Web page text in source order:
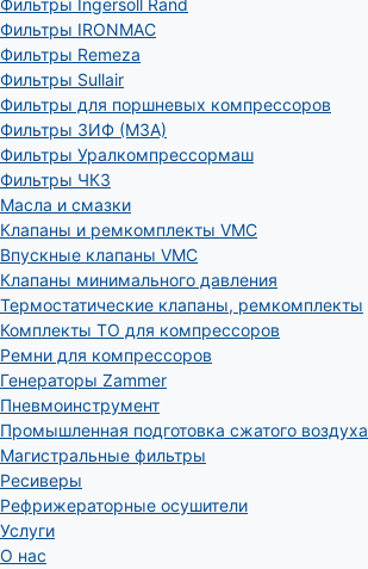
Фильтры Ingersoll Rand
Фильтры IRONMAC
Фильтры Remeza
Фильтры Sullair
Фильтры для поршневых компрессоров
Фильтры ЗИФ (МЗА)
Фильтры Уралкомпрессормаш
Фильтры ЧКЗ
Масла и смазки
Клапаны и ремкомплекты VMC
Впускные клапаны VMC
Клапаны минимального давления
Термостатические клапаны, ремкомплекты
Комплекты ТО для компрессоров
Ремни для компрессоров
Генераторы Zammer
Пневмоинструмент
Промышленная подготовка сжатого воздуха
Магистральные фильтры
Ресиверы
Рефрижераторные осушители
Услуги
О нас